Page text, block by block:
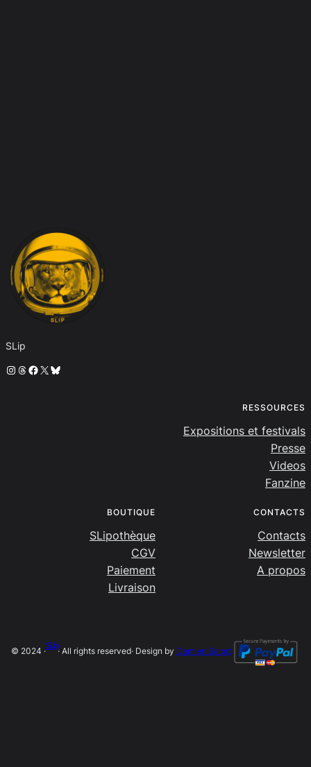
SLip
Instagram
Threads
Facebook
X Bluesky
RESSOURCES
Expositions et festivals
Presse
Videos
Fanzine
BOUTIQUE
SLipothèque
CGV
Paiement
Livraison
CONTACTS
Contacts
Newsletter
A propos
© 2024 ·
SLip
· All rights reserved· Design by Damien Salort